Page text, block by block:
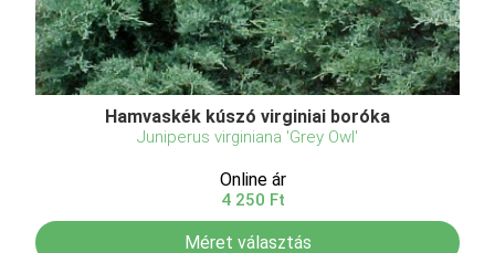
Hamvaskék kúszó virginiai boróka
Juniperus virginiana 'Grey Owl'
Online ár
4 250 Ft
Méret választás